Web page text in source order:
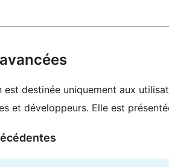
est destinée uniquement aux
et développeurs. Elle est